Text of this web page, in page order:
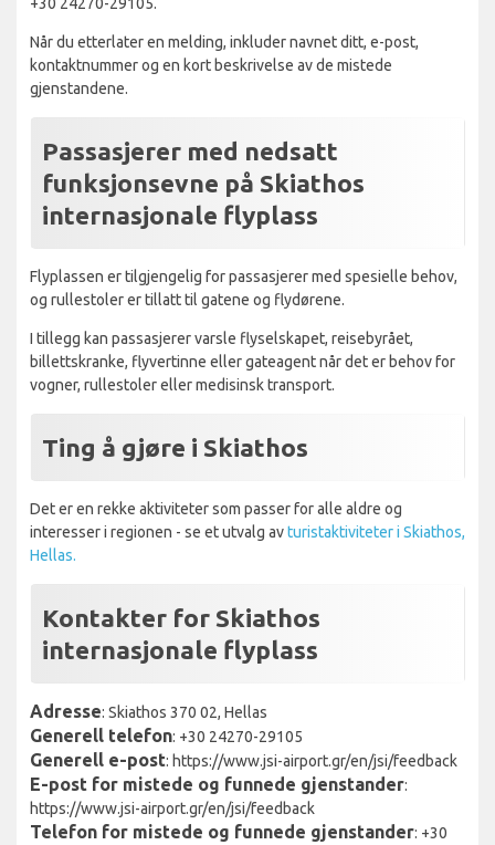
+30 24270-29105.
Når du etterlater en melding, inkluder navnet ditt, e-post,
kontaktnummer og en kort beskrivelse av de mistede
gjenstandene.
Passasjerer med nedsatt
funksjonsevne på Skiathos
internasjonale flyplass
Flyplassen er tilgjengelig for passasjerer med spesielle behov,
og rullestoler er tillatt til gatene og flydørene.
I tillegg kan passasjerer varsle flyselskapet, reisebyrået,
billettskranke, flyvertinne eller gateagent når det er behov for
vogner, rullestoler eller medisinsk transport.
Ting å gjøre i Skiathos
Det er en rekke aktiviteter som passer for alle aldre og
interesser i regionen - se et utvalg avturistaktiviteter i Skiathos,
Hellas.
Kontakter for Skiathos
internasjonale flyplass
Adresse: Skiathos 370 02, Hellas
Generell telefon: +30 24270-29105
Generell e-post: https://www.jsi-airport.gr/en/jsi/feedback
E-post for mistede og funnede gjenstander:
https://www.jsi-airport.gr/en/jsi/feedback
Telefon for mistede og funnede gjenstander: +30